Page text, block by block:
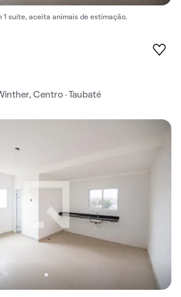
1 suíte, aceita animais de estimação.
Centro · Taubaté